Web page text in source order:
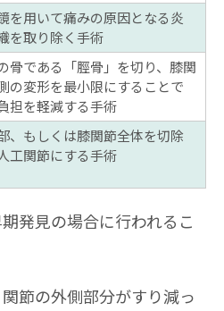
を用いて痛みの原因となる炎
を取り除く手術
骨である「脛骨」を切り、膝関
の変形を最小限にすることで
担を軽減する手術
、もしくは膝関節全体を切除
工関節にする手術
発見の場合に行われるこ
節の外側部分がすり減っ